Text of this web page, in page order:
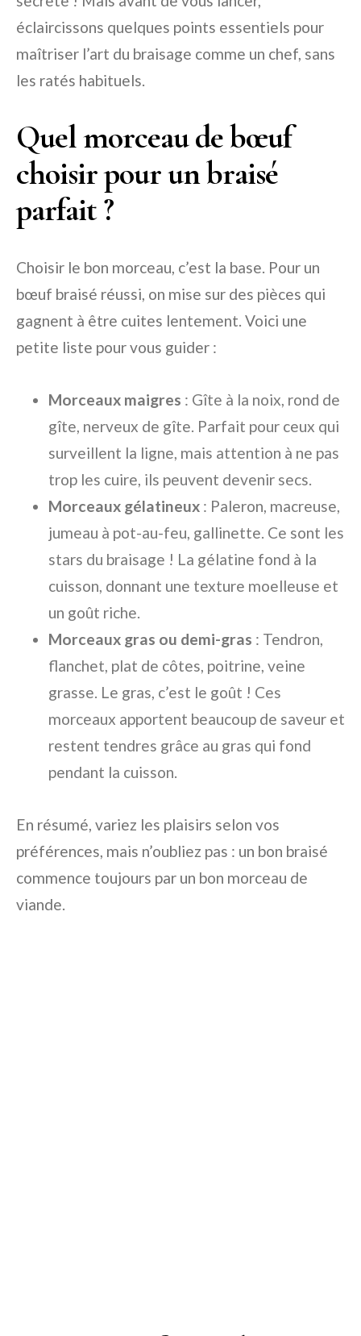
éclaircissons quelques points essentiels pour
maîtriser l’art du braisage comme un chef, sans
les ratés habituels.
Quel morceau de bœuf
choisir pour un braisé
parfait ?
Choisir le bon morceau, c’est la base. Pour un
bœuf braisé réussi, on mise sur des pièces qui
gagnent à être cuites lentement. Voici une
petite liste pour vous guider :
Morceaux maigres : Gîte à la noix, rond de
gîte, nerveux de gîte. Parfait pour ceux qui
surveillent la ligne, mais attention à ne pas
trop les cuire, ils peuvent devenir secs.
Morceaux gélatineux : Paleron, macreuse,
jumeau à pot-au-feu, gallinette. Ce sont les
stars du braisage ! La gélatine fond à la
cuisson, donnant une texture moelleuse et
un goût riche.
Morceaux gras ou demi-gras : Tendron,
flanchet, plat de côtes, poitrine, veine
grasse. Le gras, c’est le goût ! Ces
morceaux apportent beaucoup de saveur et
restent tendres grâce au gras qui fond
pendant la cuisson.
En résumé, variez les plaisirs selon vos
préférences, mais n’oubliez pas : un bon braisé
commence toujours par un bon morceau de
viande.